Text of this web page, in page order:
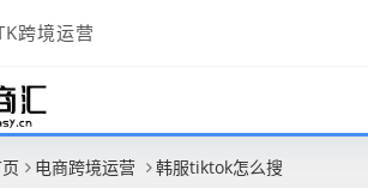
跨境运营
电商跨境运营 韩服tiktok怎么搜